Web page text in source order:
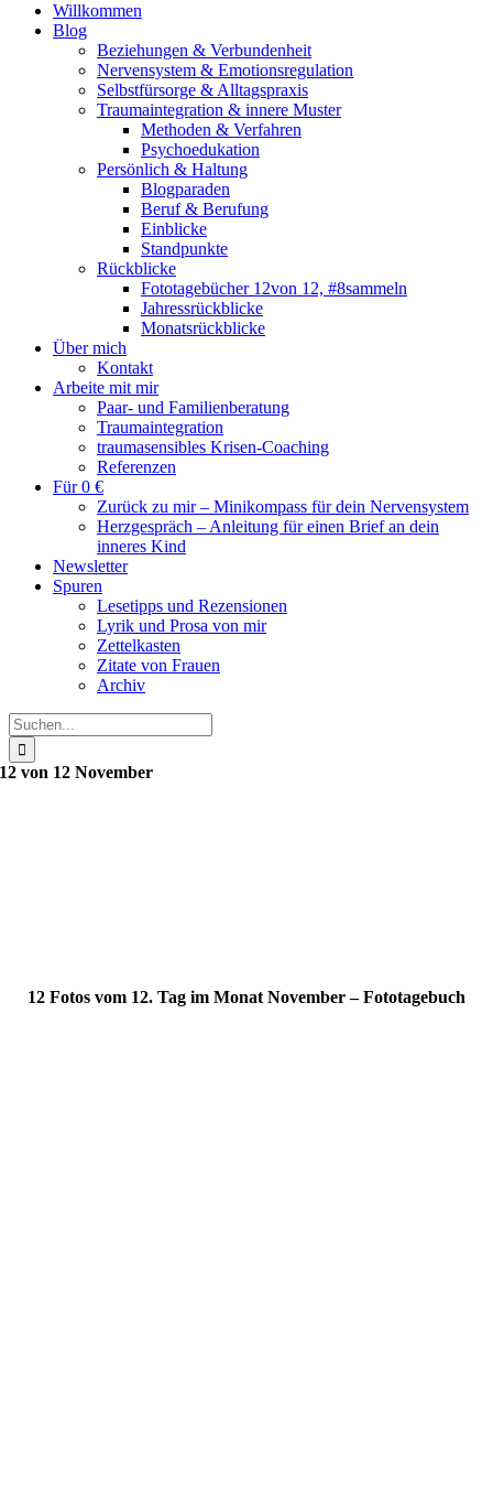
Willkommen
Blog
Beziehungen & Verbundenheit
Nervensystem & Emotionsregulation
Selbstfürsorge & Alltagspraxis
Traumaintegration & innere Muster
Methoden & Verfahren
Psychoedukation
Persönlich & Haltung
Blogparaden
Beruf & Berufung
Einblicke
Standpunkte
Rückblicke
Fototagebücher 12von 12, #8sammeln
Jahressrückblicke
Monatsrückblicke
Über mich
Kontakt
Arbeite mit mir
Paar- und Familienberatung
Traumaintegration
traumasensibles Krisen-Coaching
Referenzen
Für 0 €
Zurück zu mir – Minikompass für dein Nervensystem
Herzgespräch – Anleitung für einen Brief an dein
inneres Kind
Newsletter
Spuren
Lesetipps und Rezensionen
Lyrik und Prosa von mir
Zettelkasten
Zitate von Frauen
Archiv
Suche
nach:
12 von 12 November
12 Fotos vom 12. Tag im Monat November – Fototagebuch